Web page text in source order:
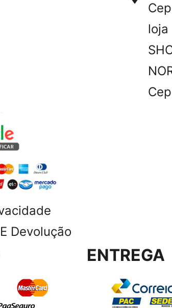
loja
Devolução
ENTREGA